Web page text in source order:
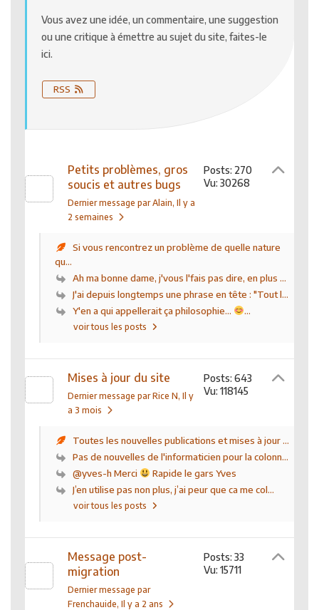
Vous avez une idée, un commentaire, une suggestion
ou une critique à émettre au sujet du site, faites-le
ici.
RSS
Petits problèmes, gros
soucis et autres bugs
Dernier message par Alain, Il y a
2 semaines
Posts: 270
Vu: 30268
Si vous rencontrez un problème de quelle nature
qu...
Ah ma bonne dame, j'vous l'fais pas dire, en plus ...
J'ai depuis longtemps une phrase en tête : "Tout l...
Y'en a qui appellerait ça philosophie...
...
voir tous les posts
Mises à jour du site
Dernier message par Rice N, Il y
a 3 mois
Posts: 643
Vu: 118145
Toutes les nouvelles publications et mises à jour ...
Pas de nouvelles de l'informaticien pour la colonn...
@yves-h Merci
Rapide le gars Yves
J’en utilise pas non plus, j’ai peur que ca me col...
voir tous les posts
Message post-
migration
Dernier message par
Frenchauide, Il y a 2 ans
Posts: 33
Vu: 15711